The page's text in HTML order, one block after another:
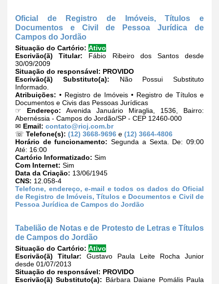
Oficial de Registro de Imóveis, Títulos e
Documentos e Civil de Pessoa Jurídica de
Campos do Jordão
Situação do Cartório: Ativo
Escrivão(ã) Titular: Fábio Ribeiro dos Santos desde
30/09/2009
Situação do responsável: PROVIDO
Escrivão(ã) Substituto(a): Não Possui Substituto
Informado.
Atribuições: • Registro de Imóveis • Registro de Títulos e
Documentos e Civis das Pessoas Jurídicas
☞ Endereço: Avenida Januário Miraglia, 1536, Bairro:
Abernéssia - Campos do Jordão/SP - CEP 12460-000
✉ Email: contato@ricj.com.br
☏ Telefone(s): (12) 3668-9696 e (12) 3664-4806
Horário de funcionamento: Segunda a Sexta. De: 09:00
Até: 16:00
Cartório Informatizado: Sim
Com Internet: Sim
Data da Criação: 13/06/1945
CNS: 12.058-4
Telefone, endereço, e-mail e todos os dados do Oficial
de Registro de Imóveis, Títulos e Documentos e Civil de
Pessoa Jurídica de Campos do Jordão
Tabelião de Notas e de Protesto de Letras e Títulos
de Campos do Jordão
Situação do Cartório: Ativo
Escrivão(ã) Titular: Gustavo Paula Leite Rocha Junior
desde 01/07/2013
Situação do responsável: PROVIDO
Escrivão(ã) Substituto(a): Bárbara Daiane Pomális Paula